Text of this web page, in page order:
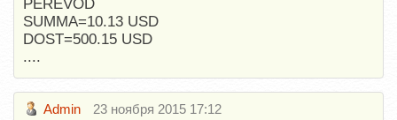
PEREVOD
SUMMA=10.13 USD
DOST=500.15 USD
....
Admin 23 ноября 2015 17:12